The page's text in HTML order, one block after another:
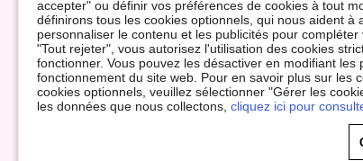
Taille de référence
©2009-2026 ROMWE Tous droits réservés
accepter" ou définir vos préférences de cookies à tout
définirons tous les cookies optionnels, qui nous aident
personnaliser le contenu et les publicités pour
"Tout rejeter", vous autorisez l'utilisation des cookies
fonctionner. Vous pouvez les désactiver en modifiant
fonctionnement du site web. Pour en savoir plus sur les
cookies optionnels, veuillez sélectionner "Gérer les
les données que nous collectons, cliquez ici pour